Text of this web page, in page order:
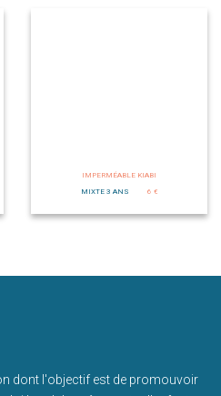
IMPERMÉABLE KIABI
MIXTE 3 ANS
6 €
dont l'objectif est de promouvoir